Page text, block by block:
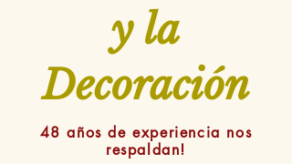
y la
Decoración
48 años de experiencia nos
respaldan!